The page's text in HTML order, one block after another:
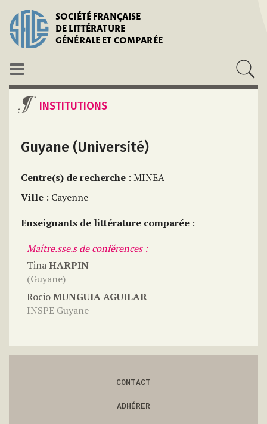
SOCIÉTÉ FRANÇAISE
DE LITTÉRATURE
GÉNÉRALE ET COMPARÉE
INSTITUTIONS
Guyane (Université)
Centre(s) de recherche : MINEA
Ville : Cayenne
Enseignants de littérature comparée :
Maître.sse.s de conférences :
TinaHARPIN
(Guyane)
RocioMUNGUIA AGUILAR
INSPE Guyane
CONTACT
ADHÉRER